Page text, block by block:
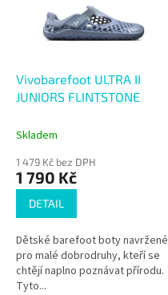
Vivobarefoot ULTRA II
JUNIORS FLINTSTONE
Skladem
1 479 Kč bez DPH
1 790 Kč
DETAIL
Dětské barefoot boty navržené
pro malé dobrodruhy, kteří se
chtějí naplno poznávat přírodu.
Tyto...